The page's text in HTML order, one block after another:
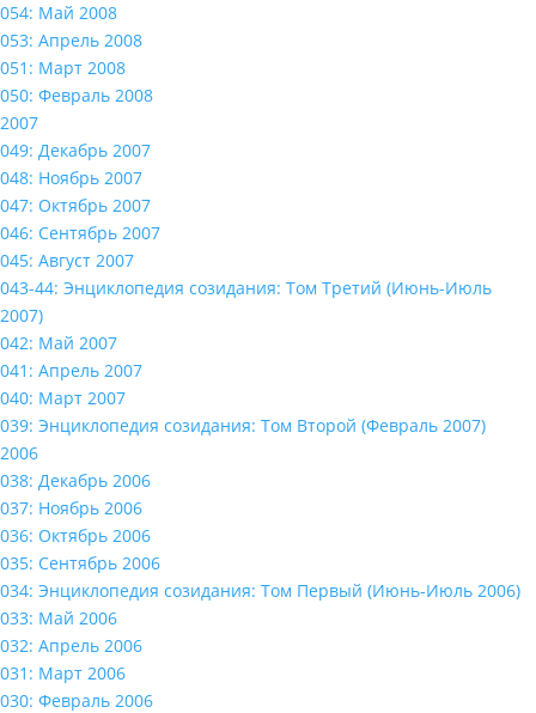
054: Май 2008
053: Апрель 2008
051: Март 2008
050: Февраль 2008
2007
049: Декабрь 2007
048: Ноябрь 2007
047: Октябрь 2007
046: Сентябрь 2007
045: Август 2007
043-44: Энциклопедия созидания: Том Третий (Июнь-Июль
2007)
042: Май 2007
041: Апрель 2007
040: Март 2007
039: Энциклопедия созидания: Том Второй (Февраль 2007)
2006
038: Декабрь 2006
037: Ноябрь 2006
036: Октябрь 2006
035: Сентябрь 2006
034: Энциклопедия созидания: Том Первый (Июнь-Июль 2006)
033: Май 2006
032: Апрель 2006
031: Март 2006
030: Февраль 2006